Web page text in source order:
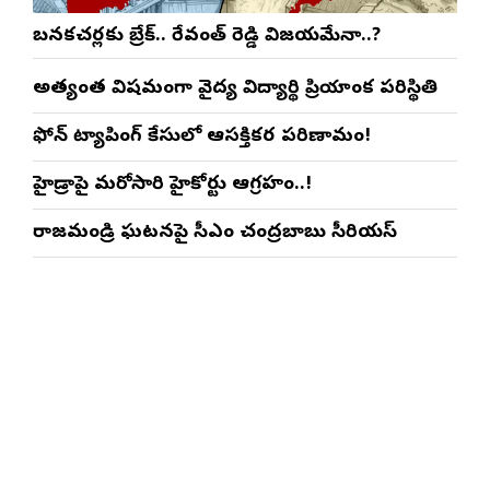
బనకచర్లకు బ్రేక్.. రేవంత్ రెడ్డి విజయమేనా..?
అత్యంత విషమంగా వైద్య విద్యార్థిని ప్రియాంక పరిస్థితి
ఫోన్ ట్యాపింగ్ కేసులో ఆసక్తికర పరిణామం!
హైడ్రాపై మరోసారి హైకోర్టు ఆగ్రహం..!
రాజమండ్రి ఘటనపై సీఎం చంద్రబాబు సీరియస్